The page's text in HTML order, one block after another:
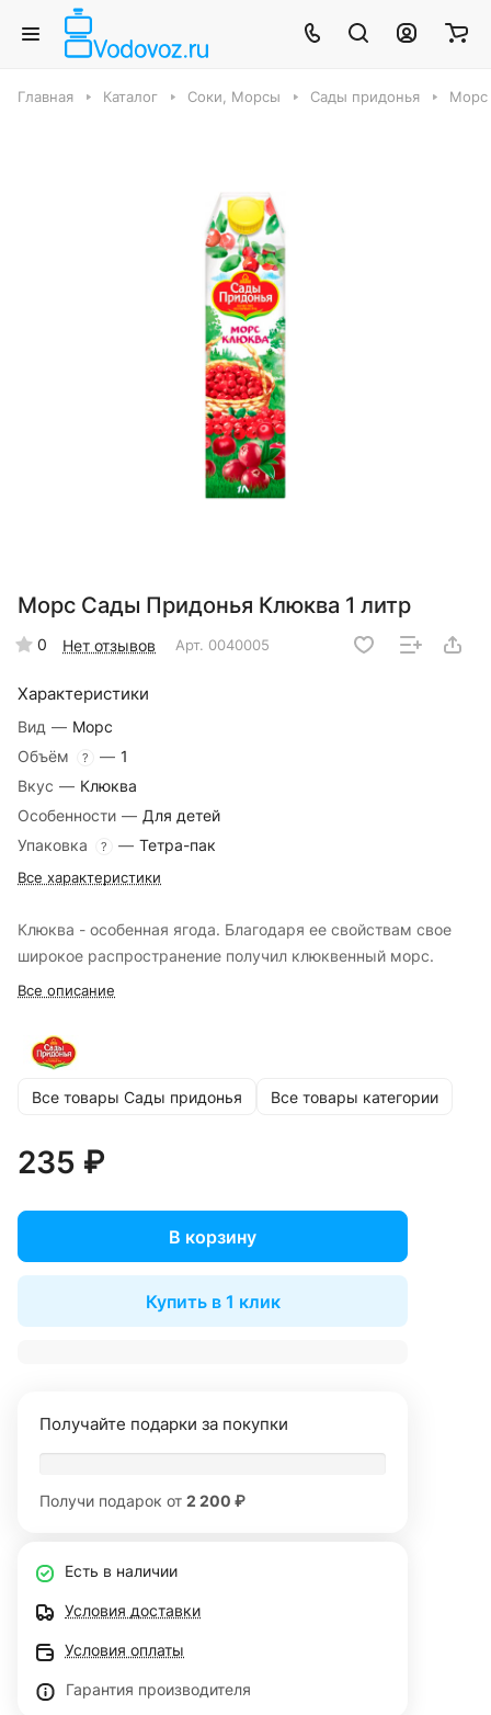
Главная Каталог Соки, Морсы Сады придонья Морс
Морс Сады Придонья Клюква 1 литр
0 Нет отзывов Арт. 0040005
Характеристики
Вид — Морс
Объём
? — 1
Вкус — Клюква
Особенности — Для детей
Упаковка
? — Тетра-пак
Все характеристики
Клюква - особенная ягода. Благодаря ее свойствам свое
широкое распространение получил клюквенный морс.
Все описание
Все товары Сады придонья Все товары категории
235 ₽
В корзину
Купить в 1 клик
Получайте подарки за покупки
Получи подарок от 2 200 ₽
Есть в наличии
Условия доставки
Условия оплаты
Гарантия производителя